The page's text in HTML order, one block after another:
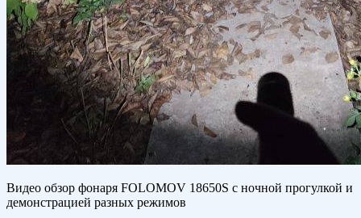
Видео обзор фонаря FOLOMOV 18650S с ночной прогулкой и
демонстрацией разных режимов